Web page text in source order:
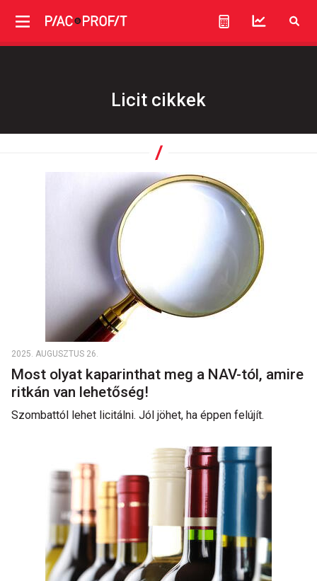
Licit cikkek
2025. AUGUSZTUS 26.
Most olyat kaparinthat meg a NAV-tól, amire
ritkán van lehetőség!
Szombattól lehet licitálni. Jól jöhet, ha éppen felújít.